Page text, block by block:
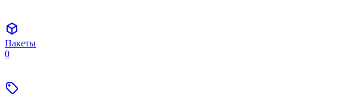
Пакеты
0